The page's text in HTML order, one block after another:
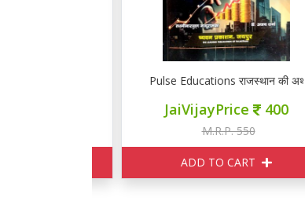
Pulse Educations राजस्थान की अर्थव्यवस्था
JaiVijayPrice 400
M.R.P. 550
ADD TO CART